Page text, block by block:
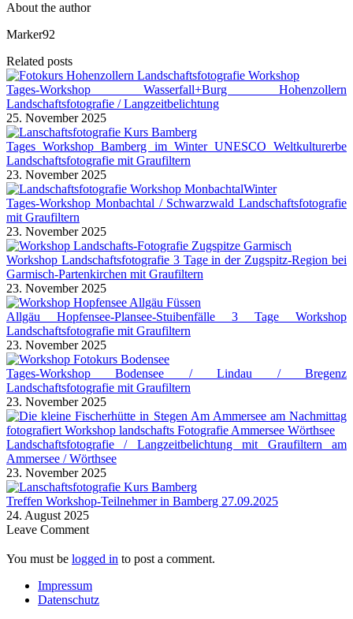
About the author
Marker92
Related posts
Tages-Workshop Wasserfall+Burg Hohenzollern
Landschaftsfotografie / Langzeitbelichtung
25. November 2025
Tages Workshop Bamberg im Winter UNESCO Weltkulturerbe
Landschaftsfotografie mit Graufiltern
23. November 2025
Tages-Workshop Monbachtal / Schwarzwald Landschaftsfotografie
mit Graufiltern
23. November 2025
Workshop Landschaftsfotografie 3 Tage in der Zugspitz-Region bei
Garmisch-Partenkirchen mit Graufiltern
23. November 2025
Allgäu Hopfensee-Plansee-Stuibenfälle 3 Tage Workshop
Landschaftsfotografie mit Graufiltern
23. November 2025
Tages-Workshop Bodensee / Lindau / Bregenz
Landschaftsfotografie mit Graufiltern
23. November 2025
Landschaftsfotografie / Langzeitbelichtung mit Graufiltern am
Ammersee / Wörthsee
23. November 2025
Treffen Workshop-Teilnehmer in Bamberg 27.09.2025
24. August 2025
Leave Comment
You must be logged in to post a comment.
Impressum
Datenschutz